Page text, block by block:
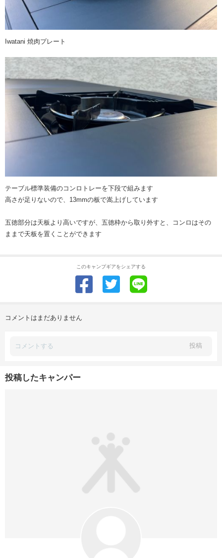
Iwatani 焼肉プレート
テーブル標準装備のコンロトレーを下段で組みます
高さが足りないので、13mmの板で嵩上げしています
五徳部分は天板より高いですが、五徳枠から取り外すと、コンロはその
ままで天板を置くことができます
このキャンプギアをシェアする
コメントはまだありません
投稿
投稿したキャンパー